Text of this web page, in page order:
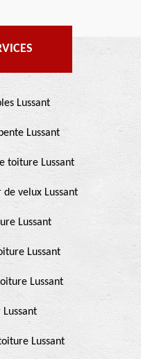
Lussant
Lussant
toiture Lussant
velux Lussant
Lussant
Lussant
Lussant
Lussant
Lussant